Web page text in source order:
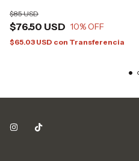
$76.50 USD
$85 USD
10% OFF
$65.03 USD con Transferencia